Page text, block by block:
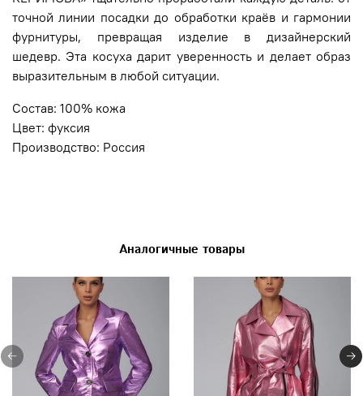
точной линии посадки до обработки краёв и гармонии
фурнитуры, превращая изделие в дизайнерский
шедевр. Эта косуха дарит уверенность и делает образ
выразительным в любой ситуации.
Состав: 100% кожа
Цвет: фуксия
Производство: Россия
Аналогичные товары